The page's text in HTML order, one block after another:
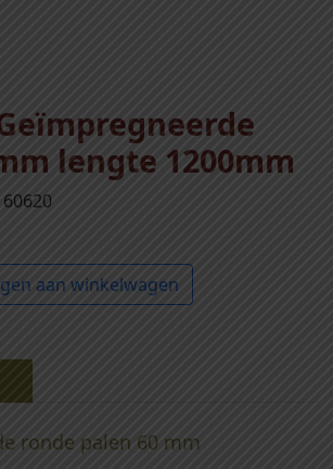
lengte 1200mm
aan winkelwagen
ronde palen 60 mm